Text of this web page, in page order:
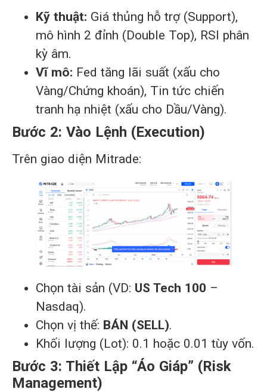
Kỹ thuật: Giá thủng hỗ trợ (Support),
mô hình 2 đỉnh (Double Top), RSI phân
kỳ âm.
Vĩ mô: Fed tăng lãi suất (xấu cho
Vàng/Chứng khoán), Tin tức chiến
tranh hạ nhiệt (xấu cho Dầu/Vàng).
Bước 2: Vào Lệnh (Execution)
Trên giao diện Mitrade:
Chọn tài sản (VD: US Tech 100 –
Nasdaq).
Chọn vị thế: BÁN (SELL).
Khối lượng (Lot): 0.1 hoặc 0.01 tùy vốn.
Bước 3: Thiết Lập “Áo Giáp” (Risk
Management)